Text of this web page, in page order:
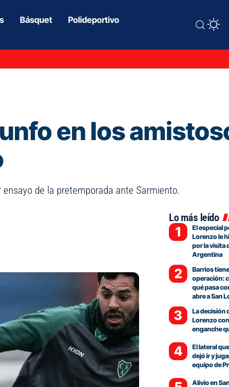
Básquet Polideportivo
en los
de la pretemporada ante Sarmiento.
Lo más leído
El especial
Lorenzo le
por la visita
Argentina
Barrios
operación:
qué pasa
abre a San
La decisión
Lorenzo
enganche
El lateral
dejó ir y
equipo de
Alivio en